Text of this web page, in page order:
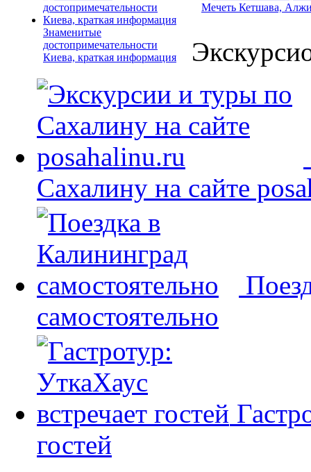
Знаменитые
достопримечательности
Киева, краткая информация
Мечеть Кетшава,
Сахалину на сайте
самостоятельно
гостей